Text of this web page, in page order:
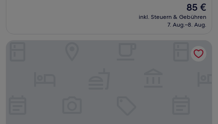
Der
Preis
beträgt
85 €
inkl. Steuern & Gebühren
7. Aug.–8. Aug.
Best Western Ambassador Motor Inn & Apartments